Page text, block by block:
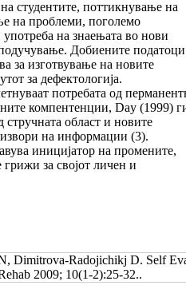
студентите, поттикнување на
на проб­ле­ми, поголемо
на знаењата во нови
Добиените податоци
за изготвување на новите
за дефектологија.
потребата од
компентенции, Day (1999)
стручната област и но­вите
на инфор­мации (3).
ини­ци­јатор на про­мените,
грижи за сво­јот личен и
Dimitrova-Radojichikj D. Self
2009; 10(1-2):25-32..